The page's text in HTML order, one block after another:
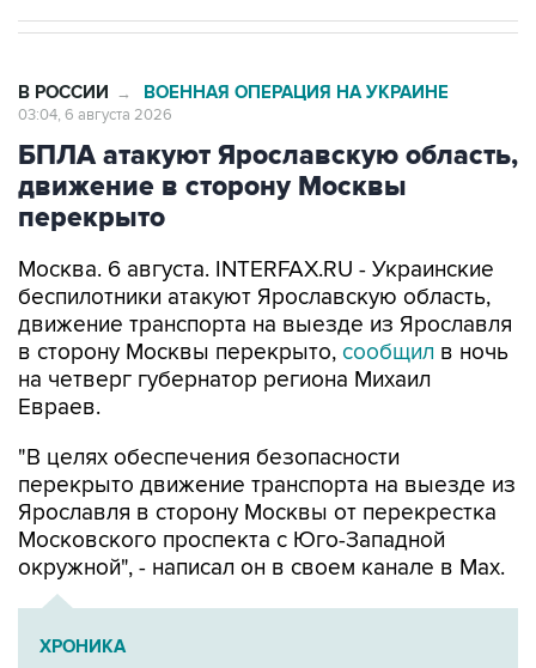
В РОССИИ → ВОЕННАЯ ОПЕРАЦИЯ НА УКРАИНЕ
03:04, 6 августа 2026
БПЛА атакуют Ярославскую область,
движение в сторону Москвы
перекрыто
Москва. 6 августа. INTERFAX.RU - Украинские
беспилотники атакуют Ярославскую область,
движение транспорта на выезде из Ярославля
в сторону Москвы перекрыто, сообщил в ночь
на четверг губернатор региона Михаил
Евраев.
"В целях обеспечения безопасности
перекрыто движение транспорта на выезде из
Ярославля в сторону Москвы от перекрестка
Московского проспекта с Юго-Западной
окружной", - написал он в своем канале в Мах.
ХРОНИКА